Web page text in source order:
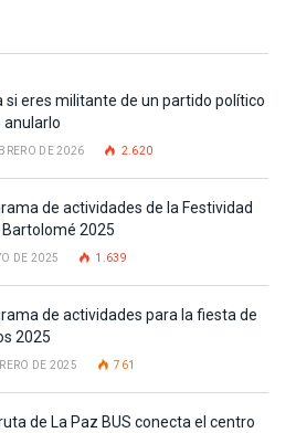
si eres militante de un partido político
anularlo
DE 2026 2.620
de actividades de la Festividad
Bartolomé 2025
DE 2025 1.639
de actividades para la fiesta de
2025
DE 2025 761
de La Paz BUS conecta el centro